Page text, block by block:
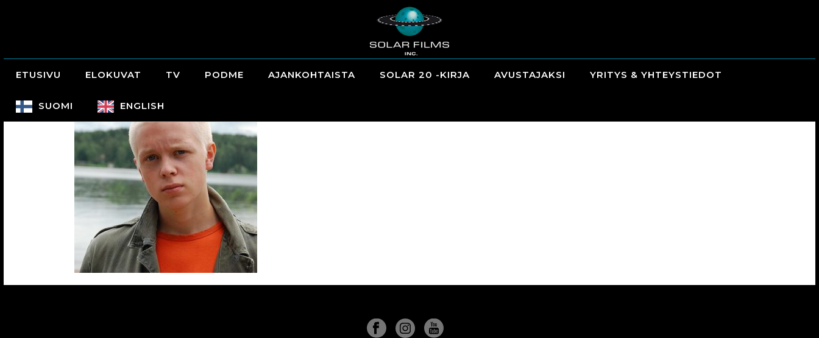
ETUSIVU ELOKUVAT TV PODME AJANKOHTAISTA SOLAR 20 -KIRJA AVUSTAJAKSI YRITYS & YHTEYSTIEDOT
SUOMI ENGLISH